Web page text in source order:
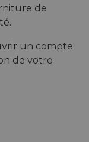
de
un compte
de votre